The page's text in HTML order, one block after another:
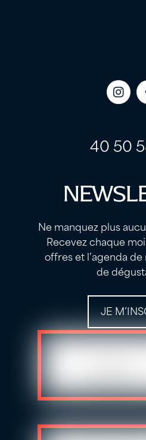
Icon
40 50
Ne manquez plus
Recevez chaque
offres et l’agenda
de
JE